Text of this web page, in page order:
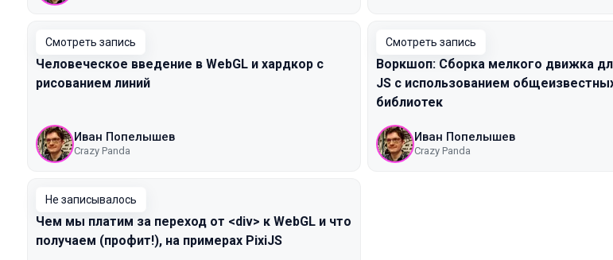
Смотреть запись
Человеческое введение в WebGL и хардкор с
рисованием линий
Иван Попелышев
Crazy Panda
Смотреть запись
Воркшоп: Сборка мелкого движка
JS с использованием
библиотек
Иван Попелышев
Crazy Panda
Не записывалось
Чем мы платим за переход от <div> к WebGL и что
получаем (профит!), на примерах PixiJS